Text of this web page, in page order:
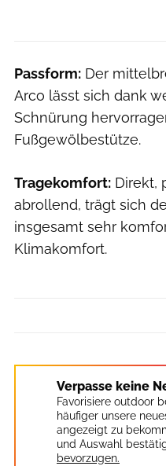
Passform: Der
Arco lässt sich dank
Schnürung
Fußgewölbestütze.
Tragekomfort: Direkt,
abrollend, trägt sich
insgesamt sehr
Klimakomfort.
Verpasse keine
Favorisiere outdoor
häufiger unsere
angezeigt zu
und Auswahl
bevorzugen.